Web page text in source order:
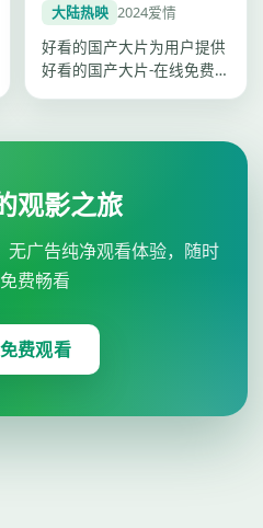
大陆热映 2024爱情
好看的国产大片为用户提供
好看的国产大片-在线免费
观影之旅
无广告纯净观看体验，随时
费畅看
费观看